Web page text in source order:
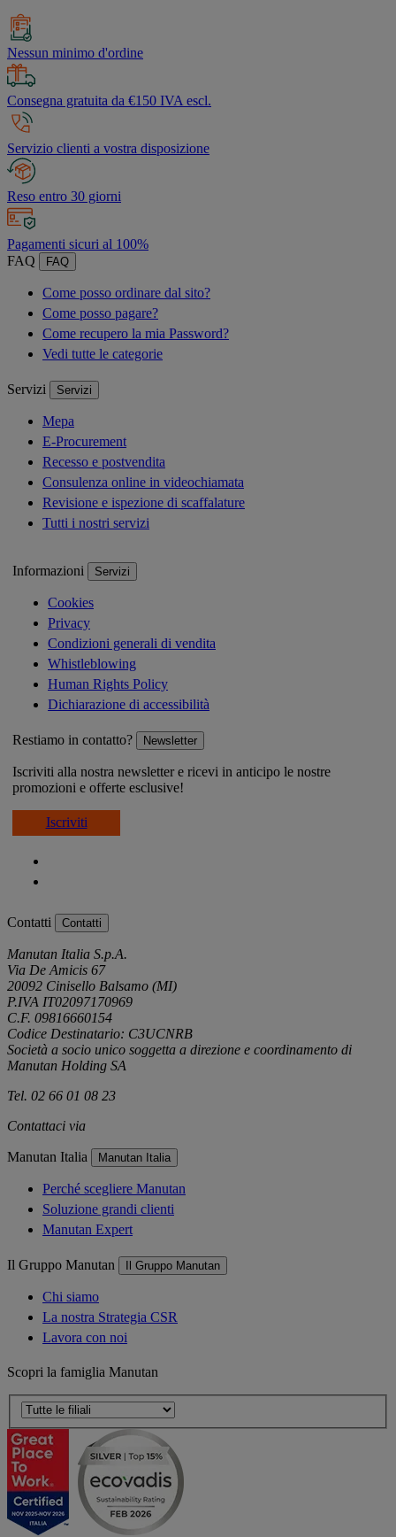
Nessun minimo d'ordine
Consegna gratuita da €150 IVA escl.
Servizio clienti a vostra disposizione
Reso entro 30 giorni
Pagamenti sicuri al 100%
FAQ
FAQ
Come posso ordinare dal sito?
Come posso pagare?
Come recupero la mia Password?
Vedi tutte le categorie
Servizi Servizi
Mepa
E-Procurement
Recesso e postvendita
Consulenza online in videochiamata
Revisione e ispezione di scaffalature
Tutti i nostri servizi
Informazioni Servizi
Cookies
Privacy
Condizioni generali di vendita
Whistleblowing
Human Rights Policy
Dichiarazione di accessibilità
Restiamo in contatto? Newsletter
Iscriviti alla nostra newsletter e ricevi in anticipo le nostre
promozioni e offerte esclusive!
Iscriviti
Contatti Contatti
Manutan Italia S.p.A.
Via De Amicis 67
20092 Cinisello Balsamo (MI)
P.IVA IT02097170969
C.F. 09816660154
Codice Destinatario: C3UCNRB
Società a socio unico soggetta a direzione e coordinamento di
Manutan Holding SA
Tel. 02 66 01 08 23
Contattaci via
Manutan Italia Manutan Italia
Perché scegliere Manutan
Soluzione grandi clienti
Manutan Expert
Il Gruppo Manutan Il Gruppo Manutan
Chi siamo
La nostra Strategia CSR
Lavora con noi
Scopri la famiglia Manutan